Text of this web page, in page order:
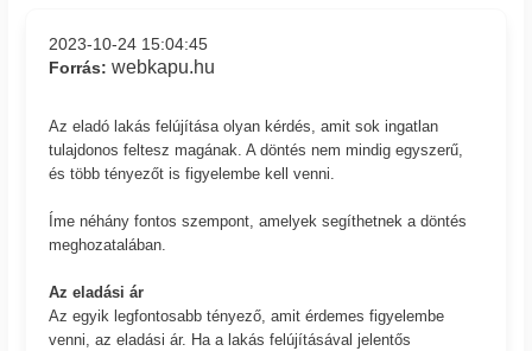
2023-10-24 15:04:45
Forrás:webkapu.hu
Az eladó lakás felújítása olyan kérdés, amit sok ingatlan
tulajdonos feltesz magának. A döntés nem mindig egyszerű,
és több tényezőt is figyelembe kell venni.
Íme néhány fontos szempont, amelyek segíthetnek a döntés
meghozatalában.
Az eladási ár
Az egyik legfontosabb tényező, amit érdemes figyelembe
venni, az eladási ár. Ha a lakás felújításával jelentős